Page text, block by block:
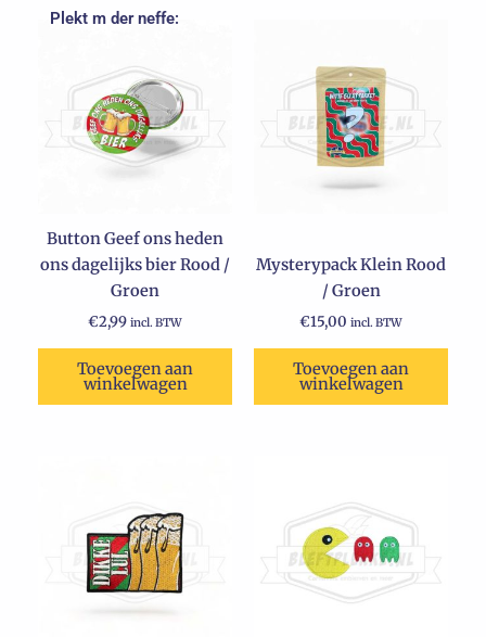
Plekt m der neffe:
Button Geef ons heden
ons dagelijks bier Rood /
Groen
€2,99 incl. BTW
Toevoegen aan
winkelwagen
Mysterypack Klein Rood
/ Groen
€15,00 incl. BTW
Toevoegen aan
winkelwagen